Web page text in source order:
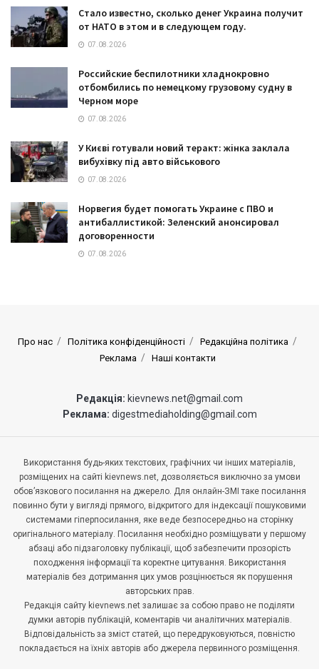
Стало известно, сколько денег Украина получит
от НАТО в этом и в следующем году.
07.08.2026
Российские беспилотники хладнокровно
отбомбились по немецкому грузовому судну в
Черном море
07.08.2026
У Києві готували новий теракт: жінка заклала
вибухівку під авто військового
07.08.2026
Норвегия будет помогать Украине с ПВО и
антибаллистикой: Зеленский анонсировал
договоренности
07.08.2026
Про нас Політика конфіденційності
Редакційна політика
Реклама
Наші контакти
Редакція: kievnews.net@gmail.com
Реклама: digestmediaholding@gmail.com
Використання будь-яких текстових, графічних чи інших матеріалів,
розміщених на сайті kievnews.net, дозволяється виключно за умови
обов’язкового посилання на джерело. Для онлайн-ЗМІ таке посилання
повинно бути у вигляді прямого, відкритого для індексації пошуковими
системами гіперпосилання, яке веде безпосередньо на сторінку
оригінального матеріалу. Посилання необхідно розміщувати у першому
абзаці або підзаголовку публікації, щоб забезпечити прозорість
походження інформації та коректне цитування. Використання
матеріалів без дотримання цих умов розцінюється як порушення
авторських прав.
Редакція сайту kievnews.net залишає за собою право не поділяти
думки авторів публікацій, коментарів чи аналітичних матеріалів.
Відповідальність за зміст статей, що передруковуються, повністю
покладається на їхніх авторів або джерела первинного розміщення.